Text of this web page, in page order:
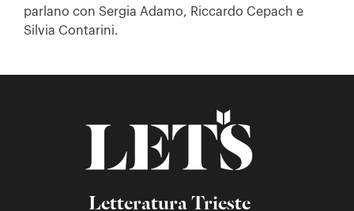
parlano con Sergia Adamo, Riccardo Cepach e
Silvia Contarini.
Letteratura Trieste